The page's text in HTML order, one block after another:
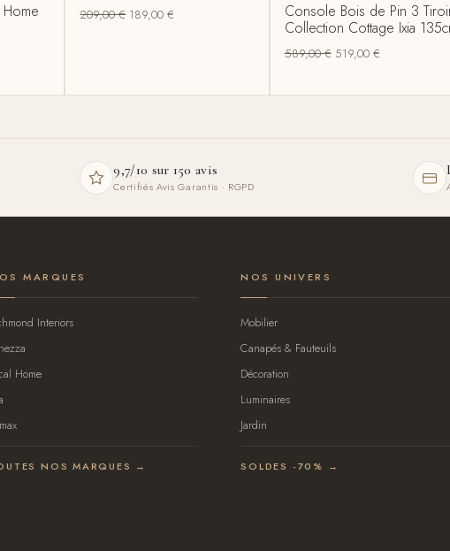
209,00€ 189,00€
Console Bois de Pin 3
Collection Cottage Ixia
589,00€ 519,00 €
9,7/10 sur 150 avis
Certifiés Avis Garantis · RGPD
MARQUES
Interiors
Home
NOS MARQUES →
NOS UNIVERS
Mobilier
Canapés & Fauteuils
Décoration
Luminaires
Jardin
SOLDES -70% →